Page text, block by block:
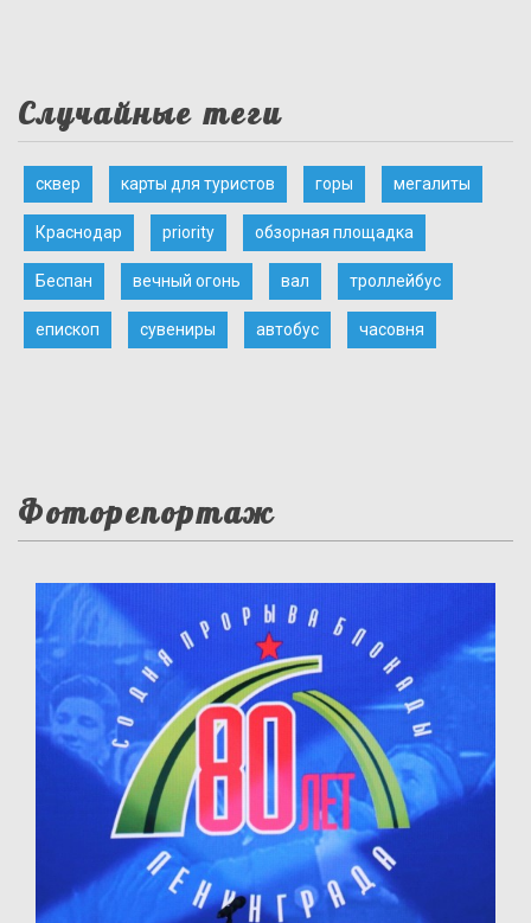
Случайные теги
сквер карты для туристов горы мегалиты
Краснодар priority обзорная площадка
Беспан вечный огонь вал троллейбус
епископ сувениры автобус часовня
Фоторепортаж